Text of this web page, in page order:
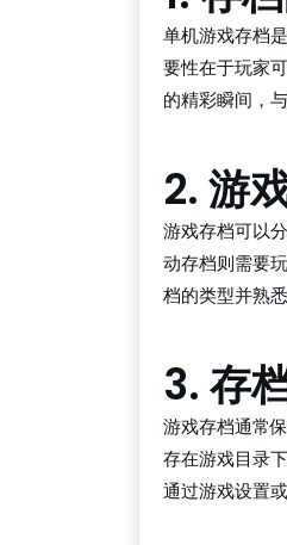
单机游戏存档
要性在于玩家
的精彩瞬间，
2. 游
游戏存档可以
动存档则需要
档的类型并熟
3. 存
游戏存档通常
存在游戏目录
通过游戏设置